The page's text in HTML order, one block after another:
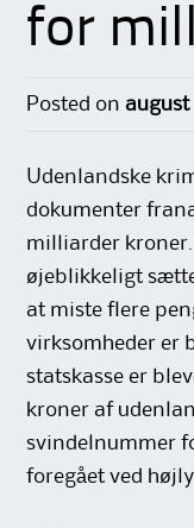
for
Posted on august
Udenlandske
dokumenter
milliarder kroner.
øjeblikkeligt
at miste flere
virksomheder er
statskasse er
kroner af
svindelnummer
foregået ved